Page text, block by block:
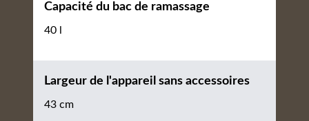
Capacité du bac de ramassage
40 l
Largeur de l'appareil sans accessoires
43 cm